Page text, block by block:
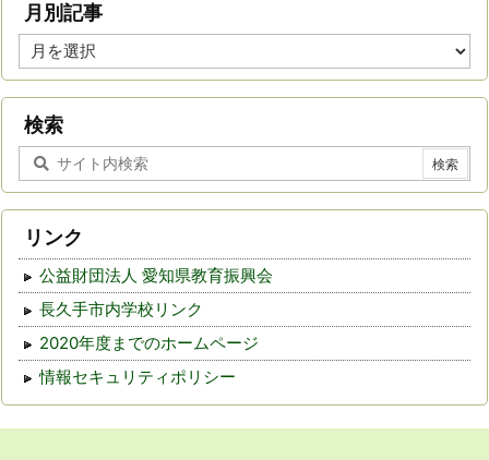
月別記事
月
別
事
検索
リンク
公益財団法人 愛知県教育振興会
長久手市内学校リンク
2020年度までのホームページ
情報セキュリティポリシー